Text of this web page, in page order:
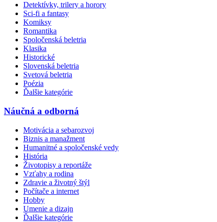
Detektívky, trilery a horory
Sci-fi a fantasy
Komiksy
Romantika
Spoločenská beletria
Klasika
Historické
Slovenská beletria
Svetová beletria
Poézia
Ďalšie kategórie
Náučná a odborná
Motivácia a sebarozvoj
Biznis a manažment
Humanitné a spoločenské vedy
História
Životopisy a reportáže
Vzťahy a rodina
Zdravie a životný štýl
Počítače a internet
Hobby
Umenie a dizajn
Ďalšie kategórie